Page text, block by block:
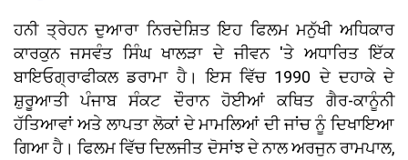
ਹਨੀ ਤ੍ਰੇਹਨ ਦੁਆਰਾ ਨਿਰਦੇਸ਼ਿਤ ਇਹ ਫਿਲਮ ਮਨੁੱਖੀ ਅਧਿਕਾਰ
ਕਾਰਕੁਨ ਜਸਵੰਤ ਸਿੰਘ ਖਾਲੜਾ ਦੇ ਜੀਵਨ 'ਤੇ ਅਧਾਰਿਤ ਇੱਕ
ਬਾਇਓਗ੍ਰਾਫੀਕਲ ਡਰਾਮਾ ਹੈ। ਇਸ ਵਿੱਚ 1990 ਦੇ ਦਹਾਕੇ ਦੇ
ਸ਼ੁਰੂਆਤੀ ਪੰਜਾਬ ਸੰਕਟ ਦੌਰਾਨ ਹੋਈਆਂ ਕਥਿਤ ਗੈਰ-ਕਾਨੂੰਨੀ
ਹੱਤਿਆਵਾਂ ਅਤੇ ਲਾਪਤਾ ਲੋਕਾਂ ਦੇ ਮਾਮਲਿਆਂ ਦੀ ਜਾਂਚ ਨੂੰ ਦਿਖਾਇਆ
ਗਿਆ ਹੈ। ਫਿਲਮ ਵਿੱਚ ਦਿਲਜੀਤ ਦੋਸਾਂਝ ਦੇ ਨਾਲ ਅਰਜੁਨ ਰਾਮਪਾਲ,